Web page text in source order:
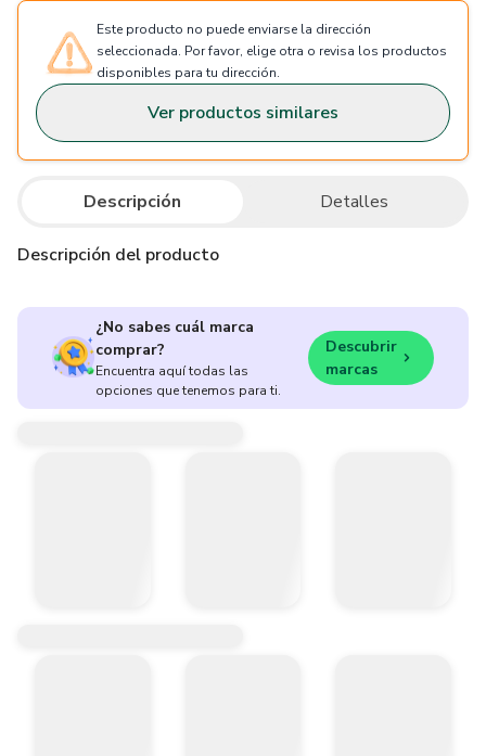
Este producto no puede enviarse la dirección
seleccionada. Por favor, elige otra o revisa los productos
disponibles para tu dirección.
Ver productos similares
Descripción Detalles
Descripción del producto
¿No sabes cuál marca
comprar?
Encuentra aquí todas las
opciones que tenemos para ti.
Descubrir
marcas